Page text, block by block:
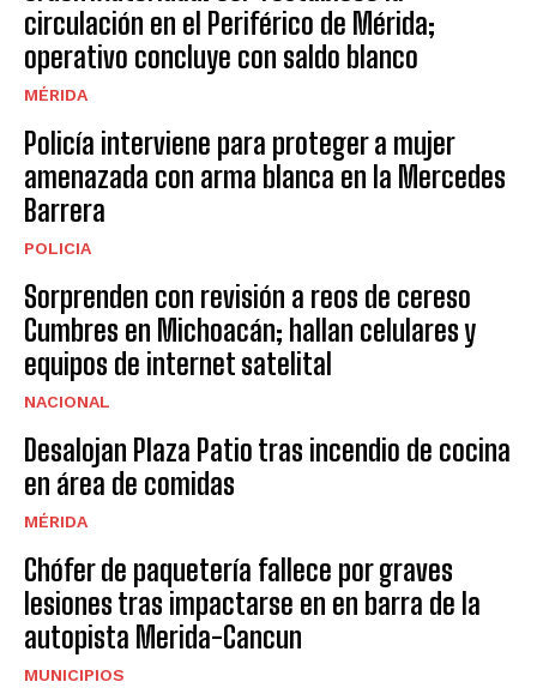
circulación en el Periférico de Mérida;
operativo concluye con saldo blanco
MÉRIDA
Policía interviene para proteger a mujer
amenazada con arma blanca en la Mercedes
Barrera
POLICIA
Sorprenden con revisión a reos de cereso
Cumbres en Michoacán; hallan celulares y
equipos de internet satelital
NACIONAL
Desalojan Plaza Patio tras incendio de cocina
en área de comidas
MÉRIDA
Chófer de paquetería fallece por graves
lesiones tras impactarse en en barra de la
autopista Merida-Cancun
MUNICIPIOS